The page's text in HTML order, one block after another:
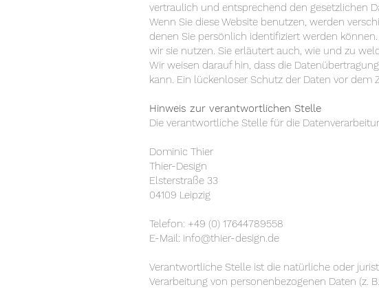
vertraulich und entsprechend den gesetzlichen
Wenn Sie diese Website benutzen, werden
denen Sie persönlich identifiziert werden
wir sie nutzen. Sie erläutert auch, wie und zu
Wir weisen darauf hin, dass die
kann. Ein lückenloser Schutz der Daten vor
Hinweis zur verantwortlichen Stelle
Die verantwortliche Stelle für die
Dominic Thier
Thier-Design
Elsterstraße 33
04109 Leipzig
Telefon: +49 (0) 17644789558
E-Mail: info@thier-design.de
Verantwortliche Stelle ist die natürliche oder
Verarbeitung von personenbezogenen Daten (z.